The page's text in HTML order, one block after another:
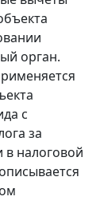
орган.
с
за
в налоговой